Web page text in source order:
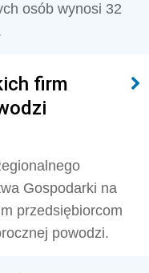
osób wynosi 32
firm
Gospodarki na
przedsiębiorcom
powodzi.